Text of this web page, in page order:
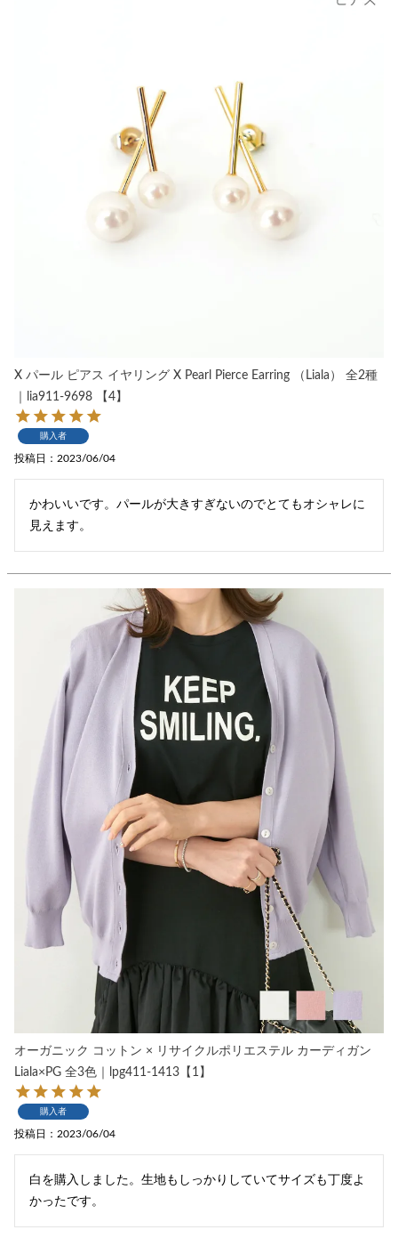
X パール ピアス イヤリング X Pearl Pierce Earring （Liala） 全2種
｜lia911-9698 【4】
購入者
投稿日 2023/06/04
かわいいです。パールが大きすぎないのでとてもオシャレに
見えます。
オーガニック コットン × リサイクルポリエステル カーディガン
Liala×PG 全3色｜lpg411-1413【1】
購入者
投稿日 2023/06/04
白を購入しました。生地もしっかりしていてサイズも丁度よ
かったです。